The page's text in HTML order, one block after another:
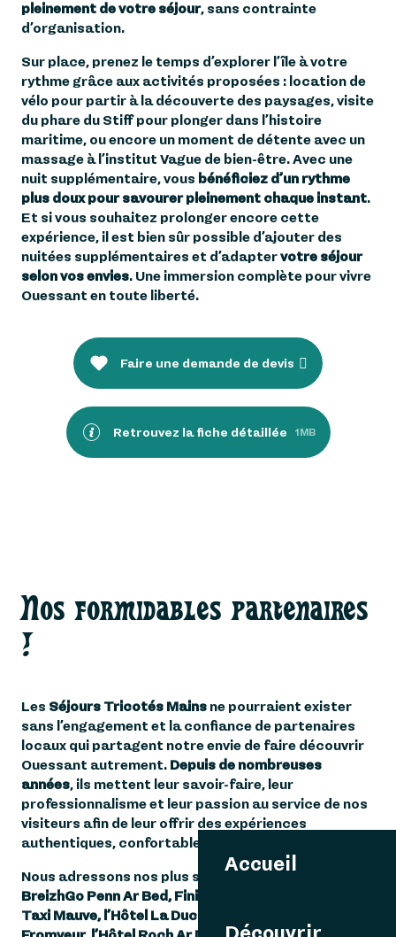
Accueil
Découvrir
pleinement de votre séjour, sans contrainte
d’organisation.
Sur place, prenez le temps d’explorer l’île à votre
rythme grâce aux activités proposées : location de
vélo pour partir à la découverte des paysages, visite
du phare du Stiff pour plonger dans l’histoire
maritime, ou encore un moment de détente avec un
massage à l’institut Vague de bien-être. Avec une
nuit supplémentaire, vous bénéficiez d’un rythme
plus doux pour savourer pleinement chaque instant.
Et si vous souhaitez prolonger encore cette
expérience, il est bien sûr possible d’ajouter des
nuitées supplémentaires et d’adaptervotre séjour
selon vos envies. Une immersion complète pour vivre
Ouessant en toute liberté.
Faire une demande de devis
Retrouvez la fiche détaillée 1MB
Nos formidables partenaires
!
Les Séjours Tricotés Mains ne pourraient exister
sans l’engagement et la confiance de partenaires
locaux qui partagent notre envie de faire découvrir
Ouessant autrement. Depuis de nombreuses
années, ils mettent leur savoir-faire, leur
professionnalisme et leur passion au service de nos
visiteurs afin de leur offrir des expériences
authentiques, confortables et de grande qualité.
Nous adressons nos plus sincères remerciements à
BreizhGo Penn Ar Bed, Finist’air, La Compagnie du
Taxi Mauve, l’Hôtel La Duchesse Anne, l’Hôtel Le